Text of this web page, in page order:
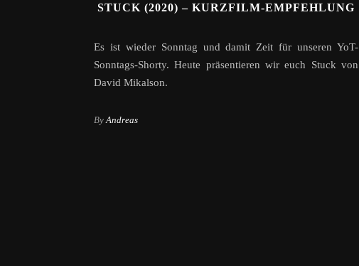
STUCK (2020) – KURZFILM-EMPFEHLUNG
Es ist wieder Sonntag und damit Zeit für unseren YoT-
Sonntags-Shorty. Heute präsentieren wir euch Stuck von
David Mikalson.
By Andreas